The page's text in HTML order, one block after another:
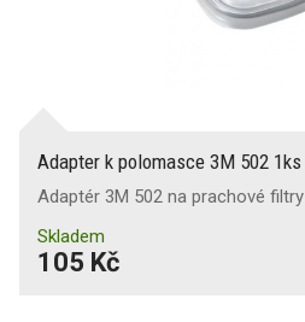
Adapter k polomasce 3M 502 1ks
Adaptér 3M 502 na prachové filtry
Skladem
105 Kč